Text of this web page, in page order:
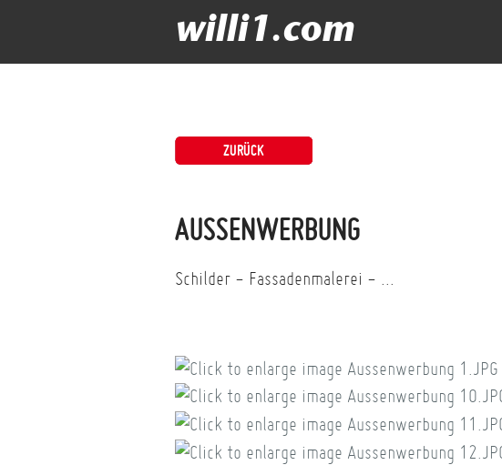
willi1.com
ZURÜCK
AUSSENWERBUNG
Schilder - Fassadenmalerei - ...